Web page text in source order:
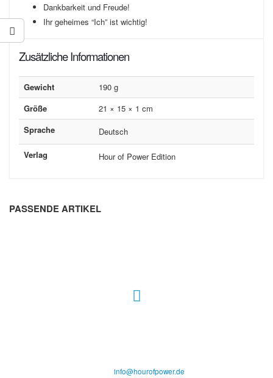
Dankbarkeit und Freude!
Ihr geheimes “Ich” ist wichtig!
Zusätzliche Informationen
Gewicht
190 g
Größe
21 × 15 × 1 cm
Sprache
Deutsch
Verlag
Hour of Power Edition
PASSENDE ARTIKEL
info@hourofpower.de